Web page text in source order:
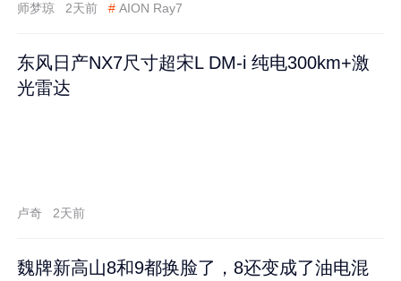
师梦琼 2天前 # AION Ray7
东风日产NX7尺寸超宋L DM-i 纯电300km+激
光雷达
卢奇 2天前
魏牌新高山8和9都换脸了，8还变成了油电混